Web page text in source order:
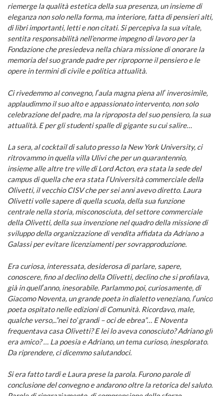
riemerge la qualità estetica della sua presenza, un insieme di
eleganza non solo nella forma, ma interiore, fatta di pensieri alti,
di libri importanti, letti e non citati. Si percepiva la sua vitale,
sentita responsabilità nell’enorme impegno di lavoro per la
Fondazione che presiedeva nella chiara missione di onorare la
memoria del suo grande padre per riproporne il pensiero e le
opere in termini di civile e politica attualità.
Ci rivedemmo al convegno, lʼaula magna piena allʼ inverosimile,
applaudimmo il suo alto e appassionato intervento, non solo
celebrazione del padre, ma la riproposta del suo pensiero, la sua
attualità. E per gli studenti spalle di gigante su cui salire…
La sera, al cocktail di saluto presso la New York University, ci
ritrovammo in quella villa Ulivi che per un quarantennio,
insieme alle altre tre ville di Lord Acton, era stata la sede del
campus di quella che era stata lʼUniversità commerciale della
Olivetti, il vecchio CISV che per sei anni avevo diretto. Laura
Olivetti volle sapere di quella scuola, della sua funzione
centrale nella storia, misconosciuta, del settore commerciale
della Olivetti, della sua invenzione nel quadro della missione di
sviluppo della organizzazione di vendita affidata da Adriano a
Galassi per evitare licenziamenti per sovrapproduzione.
Era curiosa, interessata, desiderosa di parlare, sapere,
conoscere, fino al declino della Olivetti, declino che si profilava,
già in quellʼanno, inesorabile. Parlammo poi, curiosamente, di
Giacomo Noventa, un grande poeta in dialetto veneziano, lʼunico
poeta ospitato nelle edizioni di Comunità. Ricordavo, male,
qualche verso,..”nei to’ grandi – oci de ebrea”… E Noventa
frequentava casa Olivetti? E lei lo aveva conosciuto? Adriano gli
era amico? … La poesia e Adriano, un tema curioso, inesplorato.
Da riprendere, ci dicemmo salutandoci.
Si era fatto tardi e Laura prese la parola. Furono parole di
conclusione del convegno e andarono oltre la retorica del saluto.